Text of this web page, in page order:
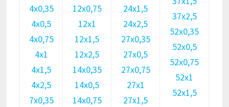
4х0,35
4х0,5
4х0,75
4х1
4х1,5
4х2,5
7х0,35
12х0,75
12х1
12х1,5
12х2,5
14х0,35
14х0,5
14х0,75
24х1,5
24х2,5
27х0,35
27х0,5
27х0,75
27х1
27х1,5
37х2,5
52х0,35
52х0,5
52х0,75
52х1
52х1,5